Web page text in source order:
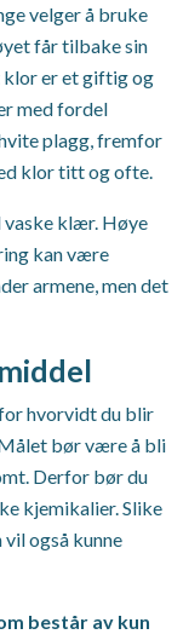
velger å bruke
får tilbake sin
klor er et giftig og
med fordel
plagg, fremfor
klor titt og ofte.
vaske klær. Høye
kan være
armene, men det
hvorvidt du blir
bør være å bli
Derfor bør du
kjemikalier. Slike
også kunne
består av kun